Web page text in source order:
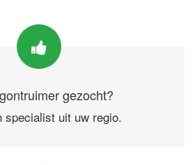
gezocht?
specialist uit uw regio.